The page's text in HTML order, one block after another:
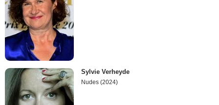
Sylvie Verheyde
Nudes (2024)